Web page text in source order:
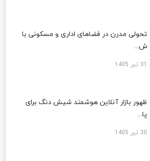
تحولی مدرن در فضاهای اداری و مسکونی با
ش...
ظهور بازار آنلاین هوشمند شیش دنگ برای
پا...
30 تیر 1405